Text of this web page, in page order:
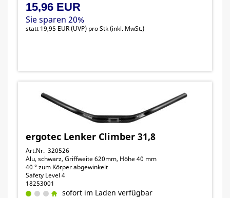
15,96 EUR
Sie sparen 20%
statt 19,95 EUR(UVP) pro Stk (inkl. MwSt.)
ergotec Lenker Climber 31,8
Art.Nr. 320526
Alu, schwarz, Griffweite 620mm, Höhe 40 mm
40 ° zum Körper abgewinkelt
Safety Level 4
18253001
sofort im Laden verfügbar